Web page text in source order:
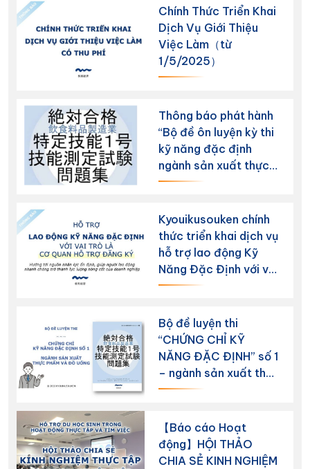
Chính Thức Triển Khai
Dịch Vụ Giới Thiệu
Việc Làm（từ
1/5/2025）
Thông báo phát hành
“Bộ đề ôn luyện kỳ thi
kỹ năng đặc định
ngành sản xuất thực
phẩm và đồ uống”
Kyouikusouken chính
thức triển khai dịch vụ
hỗ trợ lao động Kỹ
Năng Đặc Định với vai
trò là Cơ quan hỗ trợ
Bộ đề luyện thi
“CHỨNG CHỈ KỸ
NĂNG ĐẶC ĐỊNH” số 1
– ngành sản xuất thực
phẩm và đồ uống
【Báo cáo Hoạt
động】HỘI THẢO
CHIA SẺ KINH NGHIỆM